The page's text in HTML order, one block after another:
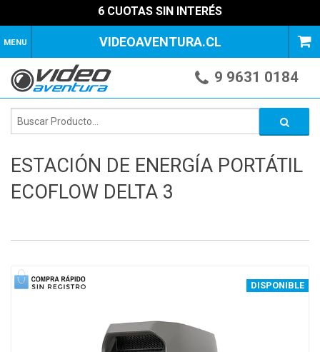
6 CUOTAS SIN INTERÉS
MENU VIDEOAVENTURA.CL
9 9631 0184
ESTACIÓN DE ENERGÍA PORTÁTIL
ECOFLOW DELTA 3
DISPONIBLE
1 of 4